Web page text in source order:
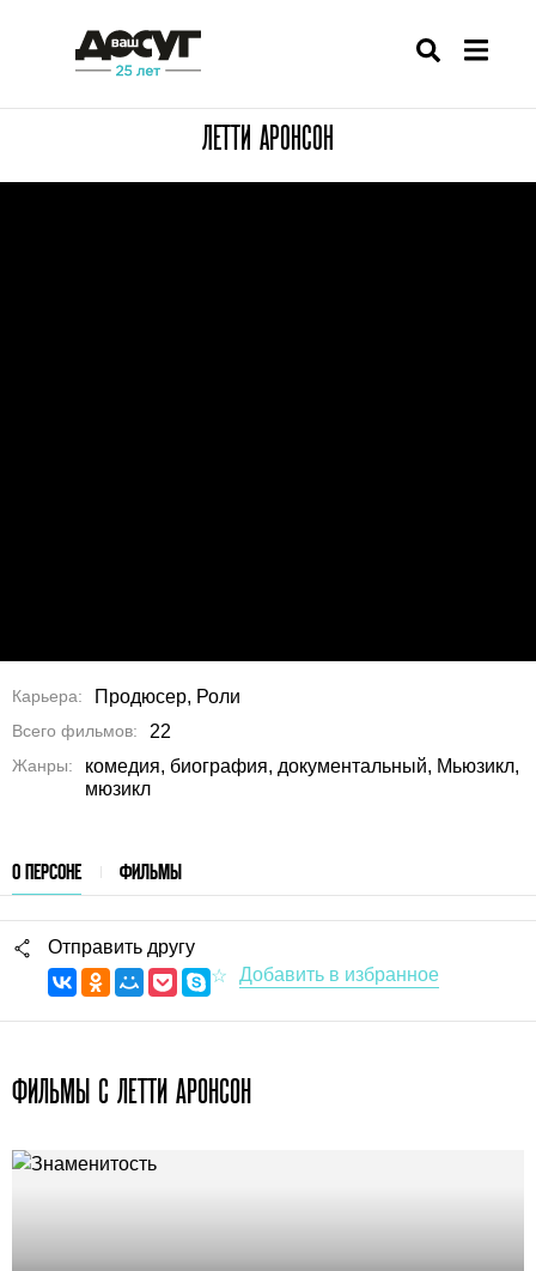
ЛЕТТИ АРОНСОН
Карьера Продюсер, Роли
Всего фильмов 22
Жанры
комедия, биография, документальный, Мьюзикл,
мюзикл
О ПЕРСОНЕ ФИЛЬМЫ
Отправить другу
ФИЛЬМЫ С ЛЕТТИ АРОНСОН